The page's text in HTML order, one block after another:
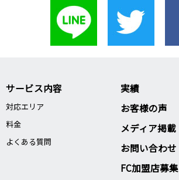
サービス内容
対応エリア
料金
よくある質問
実績
お客様の声
メディア掲載
お問い合わせ
FC加盟店募集